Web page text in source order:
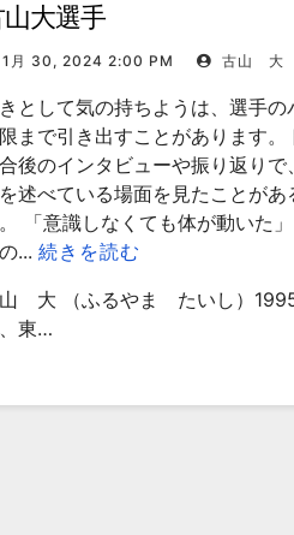
大選手
1月 30, 2024 2:00 PM 古山 大
として気の持ちようは、選手
まで引き出すことがあります
後のインタビューや振り返りで
を述べている場面を見たことがあ
「意識しなくても体が動いた
... 続きを読む
大 （ふるやま たいし）
東…